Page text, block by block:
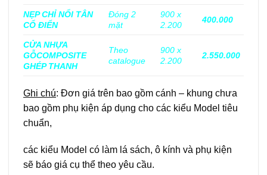
NẸP CHỈ NỔI TÂN
CỔ ĐIỂN
Đóng 2
mặt
900 x
2.200
400.000
CỬA NHỰA
GỖCOMPOSITE
GHÉP THANH
Theo
catalogue
900 x
2.200
2.550.000
Ghi chú: Đơn giá trên bao gồm cánh – khung chưa
bao gồm phụ kiện áp dụng cho các kiểu Model tiêu
chuẩn,
các kiểu Model có làm lá sách, ô kính và phụ kiện
sẽ báo giá cụ thể theo yêu cầu.